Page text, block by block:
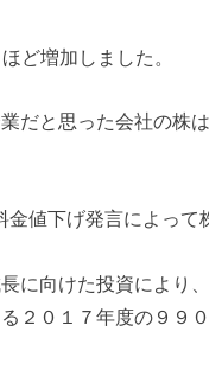
ど増加しました。
だと思った会社の株
値下げ発言によって
に向けた投資により
２０１７年度の９９